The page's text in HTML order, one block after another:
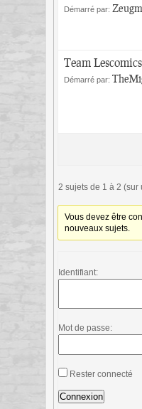
Démarré par:
Team
Démarré par:
2 sujets de 1 à 2 (sur
Vous devez être
nouveaux sujets.
Identifiant:
Mot de passe:
Rester connecté
Connexion